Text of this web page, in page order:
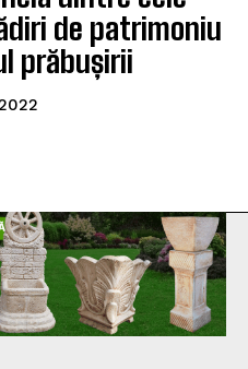
de patrimoniu
prăbușirii